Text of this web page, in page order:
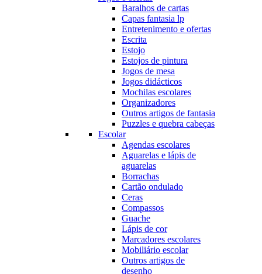
Baralhos de cartas
Capas fantasia lp
Entretenimento e ofertas
Escrita
Estojo
Estojos de pintura
Jogos de mesa
Jogos didácticos
Mochilas escolares
Organizadores
Outros artigos de fantasia
Puzzles e quebra cabeças
Escolar
Agendas escolares
Aguarelas e lápis de
aguarelas
Borrachas
Cartão ondulado
Ceras
Compassos
Guache
Lápis de cor
Marcadores escolares
Mobiliário escolar
Outros artigos de
desenho